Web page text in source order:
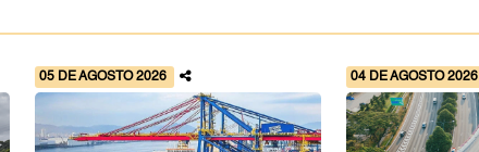
05 DE AGOSTO 2026 04 DE AGOSTO 2026